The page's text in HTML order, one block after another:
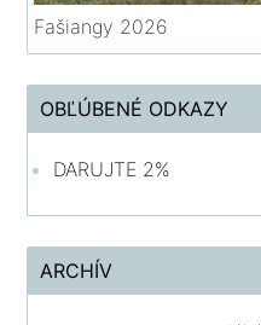
Fašiangy 2026
OBĽÚBENÉ ODKAZY
DARUJTE 2%
ARCHÍV